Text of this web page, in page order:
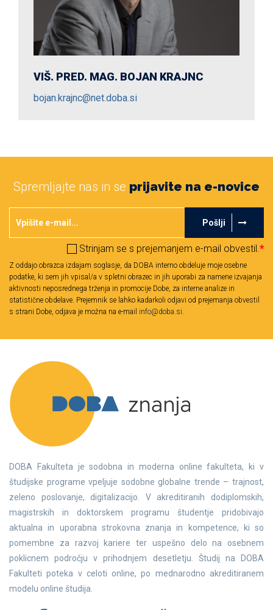
VIŠ. PRED. MAG. BOJAN KRAJNC
bojan.krajnc@net.doba.si
Spremljajte nas in se prijavite na e-novice
Pošlji
Strinjam se s prejemanjem e-mail obvestil.*
Z oddajo obrazca izdajam soglasje, da DOBA interno obdeluje moje osebne
podatke, ki sem jih vpisal/a v spletni obrazec in jih uporabi za namene izvajanja
aktivnosti neposrednega trženja in promocije Dobe, za interne analize in
statistične obdelave. Prejemnik se lahko kadarkoli odjavi od prejemanja obvestil
s strani Dobe, odjava je možna na e-mail info@doba.si
DOBA Fakulteta je sodobna in moderna online fakulteta, ki v
študijske programe vpeljuje sodobne globalne trende – trajnost,
zeleno poslovanje, digitalizacijo. V akreditiranih dodiplomskih,
magistrskih in doktorskem programu študentje pridobivajo
aktualna in uporabna strokovna znanja in kompetence, ki so
pomembne za razvoj kariere ter uspešno delo na osebnem
poklicnem področju v prihodnjem desetletju. Študij na DOBA
Fakulteti poteka v celoti online, po mednarodno akreditiranem
modelu online študija.